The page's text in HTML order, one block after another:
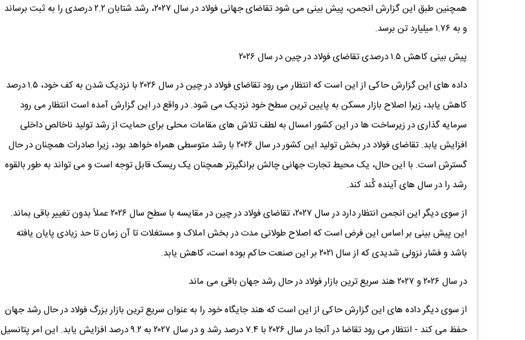
همچنین طبق این گزارش انجمن، پیش ‌بینی می ‌شود تقاضای جهانی فولاد در سال ۲۰۲۷، رشد شتابان ۲.۲ درصدی را به ثبت برساند
و به ۱.۷۶ میلیارد تن برسد.
پیش بینی کاهش ۱.۵ درصدی تقاضای فولاد در چین در سال ۲۰۲۶
داده های این گزارش حاکی از این است که انتظار می ‌رود تقاضای فولاد در چین در سال ۲۰۲۶ با نزدیک شدن به کف خود، ۱.۵ درصد
کاهش یابد، زیرا اصلاح بازار مسکن به پایین ‌ترین سطح خود نزدیک می ‌شود. در واقع در این گزارش آمده است انتظار می‌ رود
سرمایه‌ گذاری در زیرساخت ‌ها در این کشور امسال به لطف تلاش ‌های مقامات محلی برای حمایت از رشد تولید ناخالص داخلی
افزایش یابد. تقاضای فولاد در بخش تولید این کشور در سال ۲۰۲۶ با رشد متوسطی همراه خواهد بود، زیرا صادرات همچنان در حال
گسترش است. با این حال، یک محیط تجارت جهانی چالش ‌برانگیزتر همچنان یک ریسک قابل توجه است و می ‌تواند به طور بالقوه
رشد را در سال‌ های آینده کُند کند.
از سوی دیگر این انجمن انتظار دارد در سال ۲۰۲۷، تقاضای فولاد در چین در مقایسه با سطح سال ۲۰۲۶ عملاً بدون تغییر باقی بماند.
این پیش ‌بینی بر اساس این فرض است که اصلاح طولانی ‌مدت در بخش املاک و مستغلات تا آن زمان تا حد زیادی پایان یافته
باشد و فشار نزولی شدیدی که از سال ۲۰۲۱ بر این صنعت حاکم بوده است، کاهش یابد.
در سال ۲۰۲۶ و ۲۰۲۷ هند سریع ترین بازار فولاد در حال رشد جهان باقی می ماند
از سوی دیگر داده های این گزارش حاکی از این است که هند جایگاه خود را به عنوان سریع ‌ترین بازار بزرگ فولاد در حال رشد جهان
حفظ می ‌کند - انتظار می ‌رود تقاضا در آنجا در سال ۲۰۲۶ با ۷.۴ درصد رشد و در سال ۲۰۲۷ به ۹.۲ درصد افزایش یابد. این امر پتانسیل